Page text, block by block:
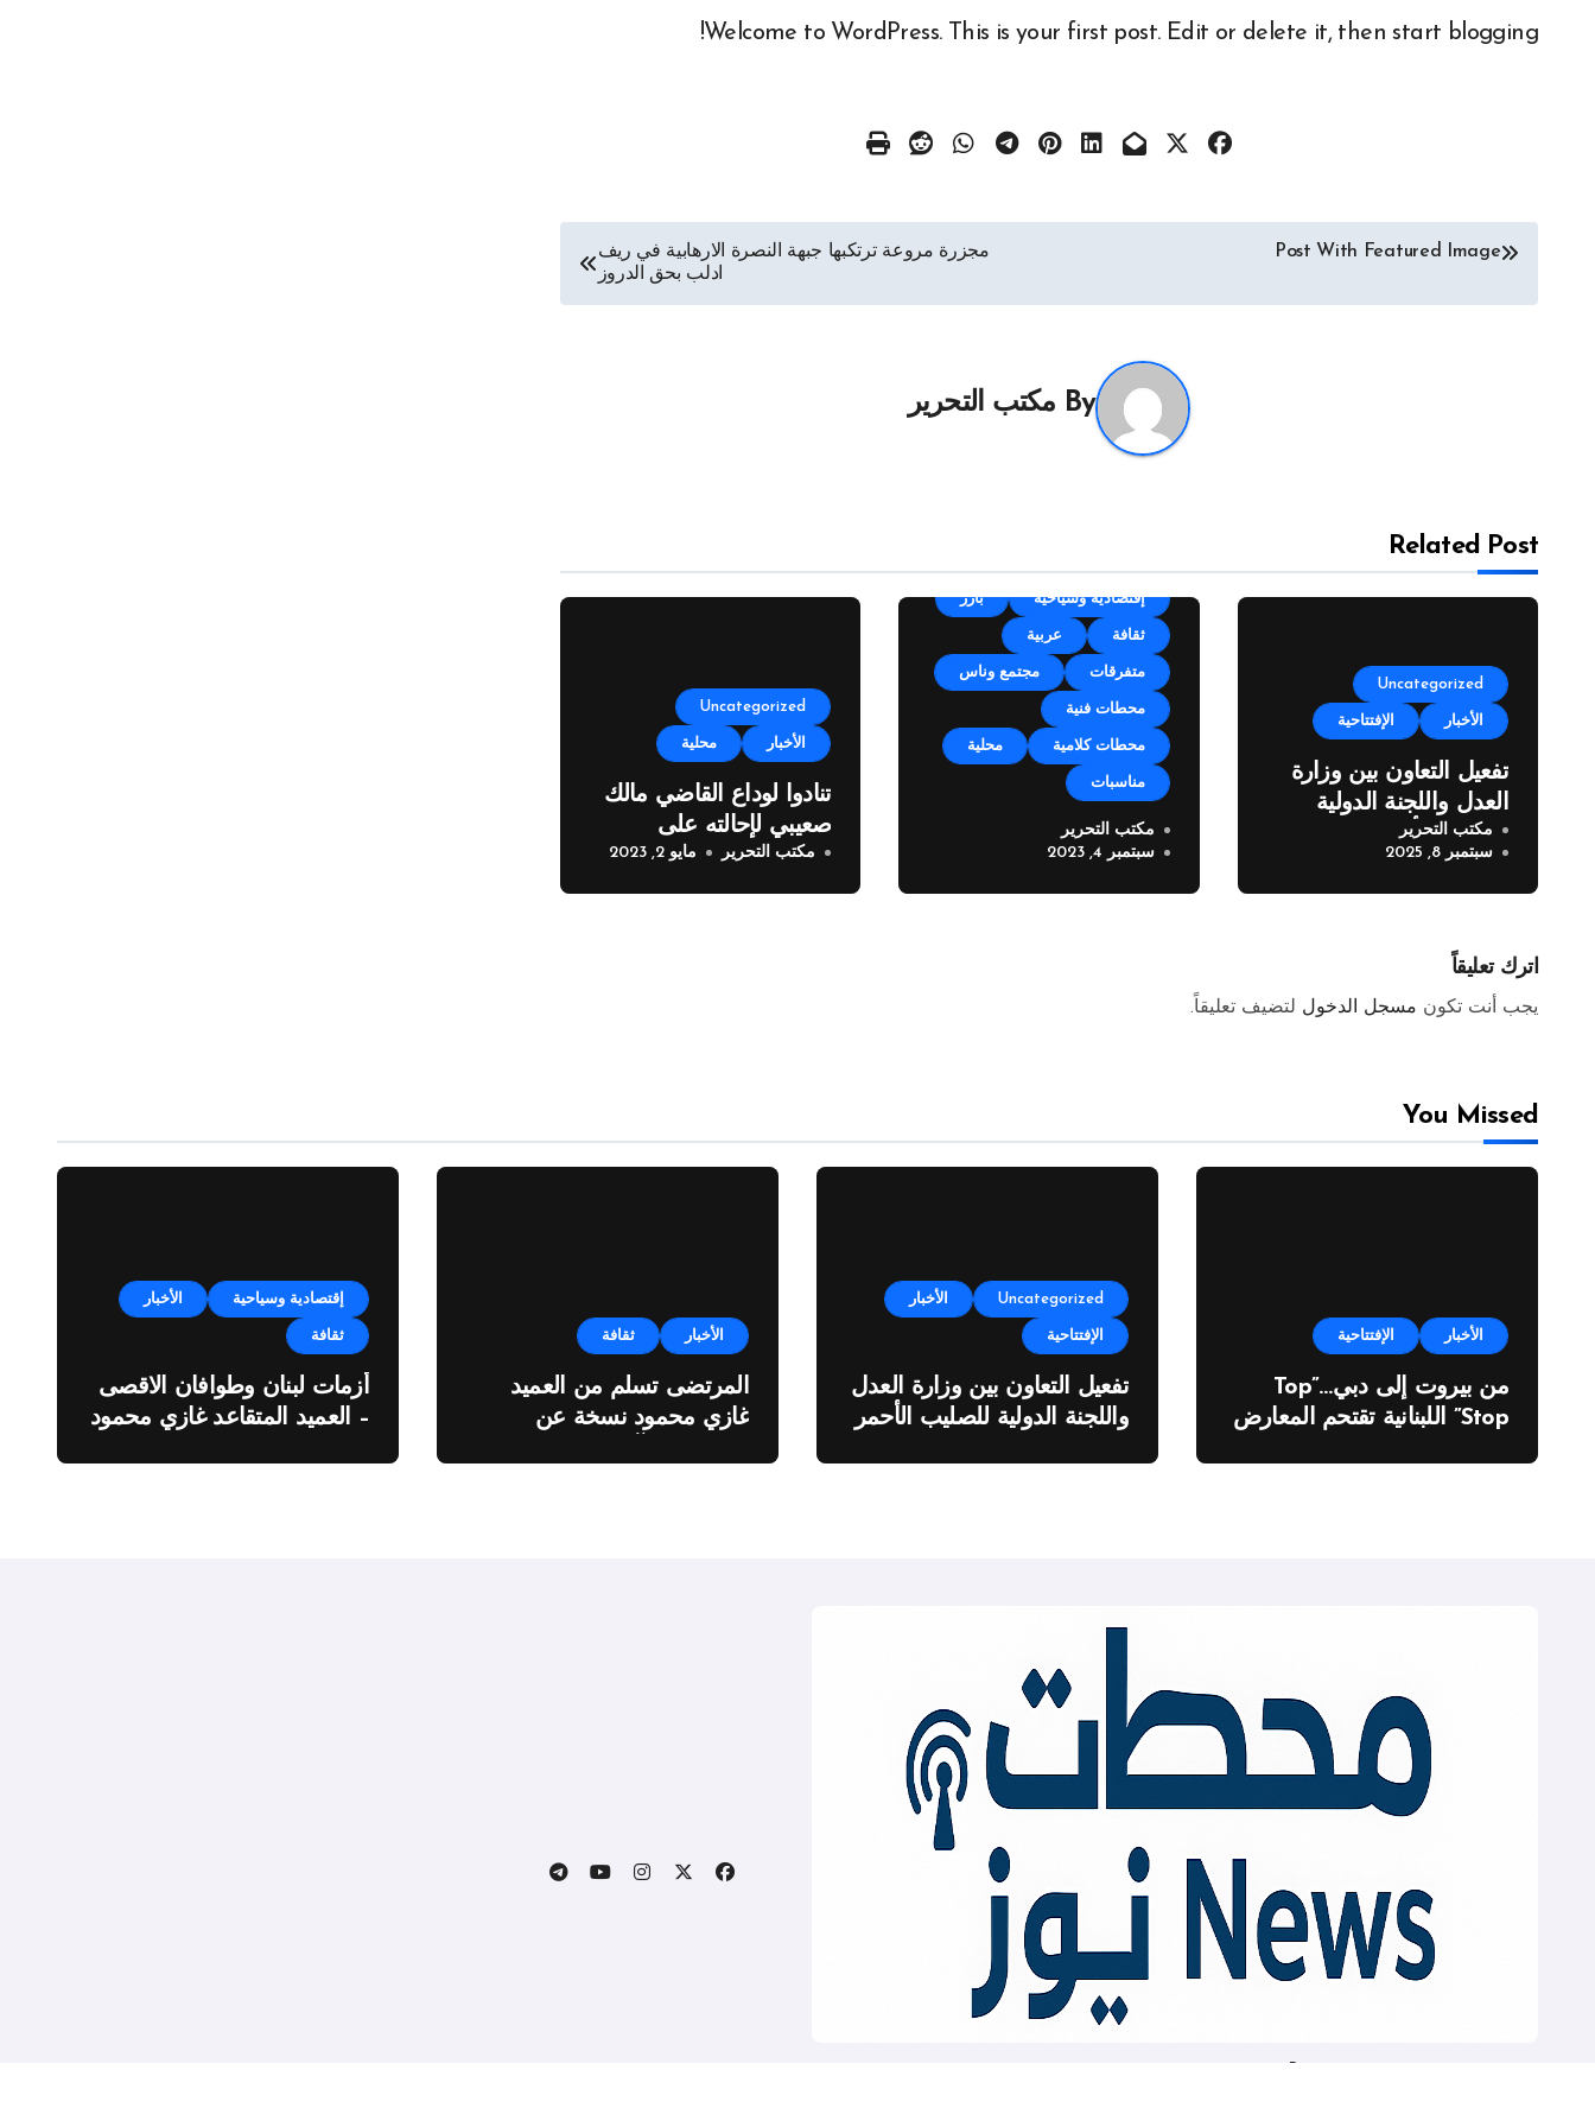
Welcome to WordPress. This is your first post. Edit or delete it, then start blogging!
تصفّح
المقالات
Post With Featured Image
مجزرة مروعة ترتكبها جبهة النصرة الارهابية في ريف
ادلب بحق الدروز
By مكتب التحرير
Related Post
Uncategorized
الأخبار الإفتتاحية
تفعيل التعاون بين وزارة
العدل واللجنة الدولية
للصليب الأحمر
مكتب التحرير
سبتمبر 8, 2025
إقتصادية وسياحية بارز
ثقافة عربية
متفرقات مجتمع وناس
محطات فنية
محطات كلامية محلية
مناسبات
مهرجان زوق مكايل “بلدتنا
العيد” في نسخته الرابعة
مكتب التحرير
سبتمبر 4, 2023
Uncategorized
الأخبار محلية
تنادوا لوداع القاضي مالك
صعيبي لإحالته على
التقاعد
مكتب التحرير مايو 2, 2023
اترك تعليقاً
يجب أنت تكون مسجل الدخول لتضيف تعليقاً.
You Missed
الأخبار الإفتتاحية
من بيروت إلى دبي…”Top
Stop” اللبنانية تقتحم المعارض
Uncategorized الأخبار
الإفتتاحية
تفعيل التعاون بين وزارة العدل
واللجنة الدولية للصليب الأحمر
الأخبار ثقافة
المرتضى تسلم من العميد
غازي محمود نسخة عن
إقتصادية وسياحية الأخبار
ثقافة
أزمات لبنان وطوافان الاقصى
– العميد المتقاعد غازي محمود